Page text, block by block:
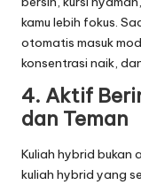
kamu lebih fokus.
otomatis masuk
konsentrasi naik,
4. Aktif
dan Teman
Kuliah hybrid bukan
kuliah hybrid yang